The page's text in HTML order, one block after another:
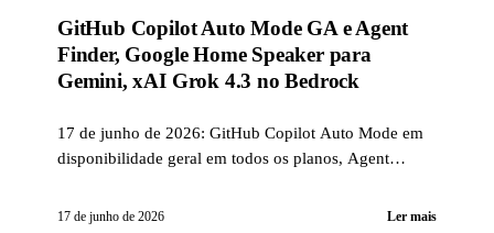
GitHub Copilot Auto Mode GA e Agent
Finder, Google Home Speaker para
Gemini, xAI Grok 4.3 no Bedrock
17 de junho de 2026: GitHub Copilot Auto Mode em
disponibilidade geral em todos os planos, Agent
Gemini por 99,99 USD, Grok 4.3 no Amazon Bedrock
17 de junho de 2026 Ler mais